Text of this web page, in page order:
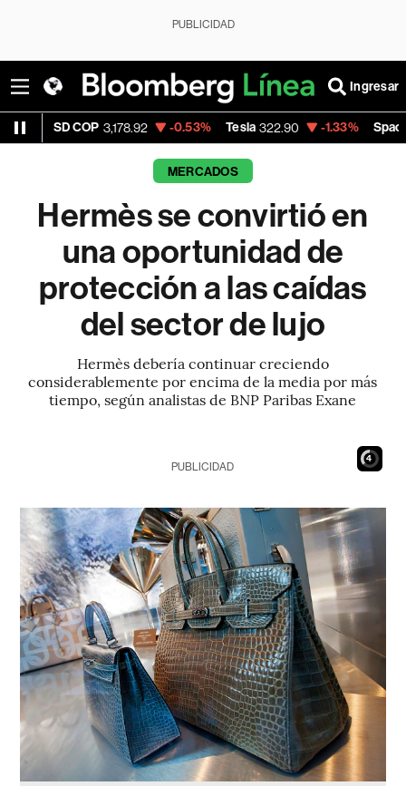
PUBLICIDAD
Ingresar
3,178.92 -0.53% Tesla 322.90 -1.33% Space X 115.65
MERCADOS
Hermès se convirtió en
una oportunidad de
protección a las caídas
del sector de lujo
Hermès debería continuar creciendo
considerablemente por encima de la media por más
tiempo, según analistas de BNP Paribas Exane
3
PUBLICIDAD